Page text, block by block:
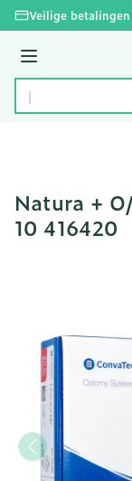
Ga naar de inhoud
Veilige betalingen
Menu
Product, merk,
Natura +
10 416420